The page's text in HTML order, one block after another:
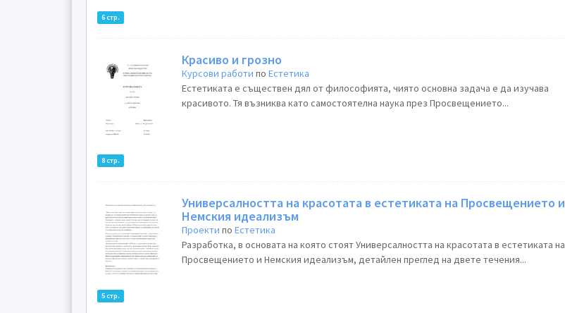
6 стр.
8 стр.
Красиво и грозно
Курсови работи поЕстетика
Естетиката е съществен дял от философията, чиято основна задача е да изучава
красивото. Тя възниква като самостоятелна наука през Просвещението...
5 стр.
Универсалността на красотата в естетиката на Просвещението и
Немския идеализъм
Проекти поЕстетика
Разработка, в основата на която стоят Универсалността на красотата в естетиката на
Просвещението и Немския идеализъм, детайлен преглед на двете течения...